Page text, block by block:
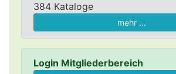
384 Kataloge
mehr ...
Login Mitgliederbereich